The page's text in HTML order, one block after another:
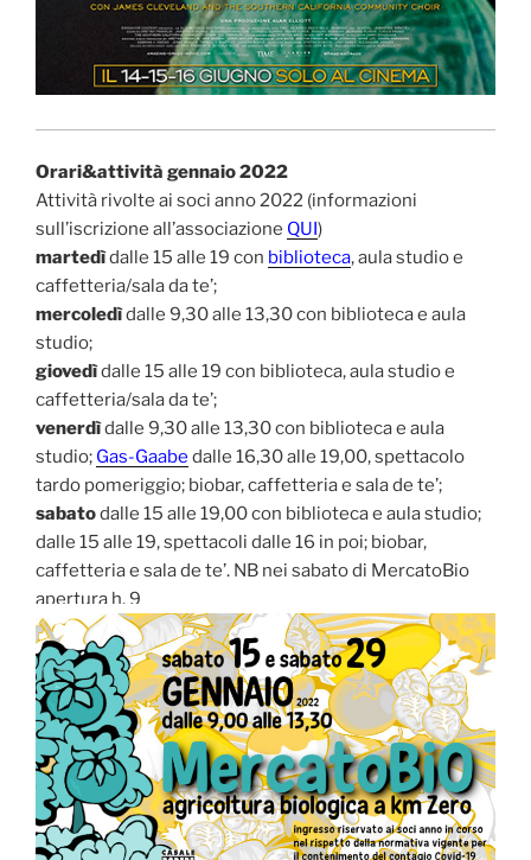
Orari&attività gennaio 2022
Attività rivolte ai soci anno 2022 (informazioni
sull’iscrizione all’associazione QUI)
martedìdalle 15 alle 19 con biblioteca, aula studio e
caffetteria/sala da te’;
mercoledìdalle 9,30 alle 13,30 con biblioteca e aula
studio;
giovedìdalle 15 alle 19 con biblioteca, aula studio e
caffetteria/sala da te’;
venerdìdalle 9,30 alle 13,30 con biblioteca e aula
studio; Gas-Gaabe dalle 16,30 alle 19,00, spettacolo
tardo pomeriggio; biobar, caffetteria e sala de te’;
sabatodalle 15 alle 19,00 con biblioteca e aula studio;
dalle 15 alle 19, spettacoli dalle 16 in poi; biobar,
caffetteria e sala de te’. NB nei sabato di MercatoBio
apertura h. 9